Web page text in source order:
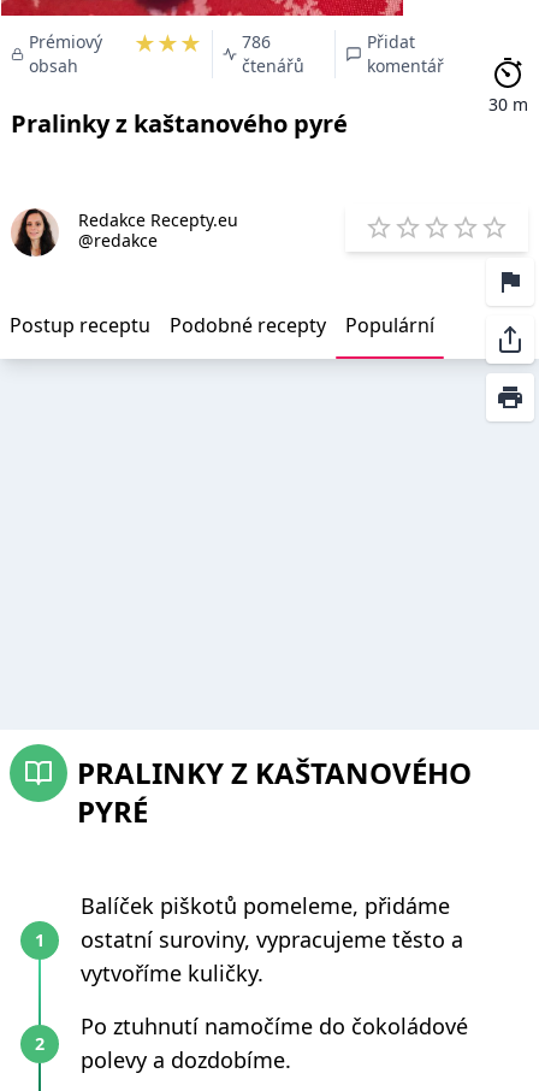
Prémiový
obsah
★★★
786
čtenářů
Přidat
komentář
Pralinky z kaštanového pyré
30 m
Redakce Recepty.eu
@redakce
1 Star
2 Stars
3 Stars
4 5
Postup receptu Podobné recepty Populární
PRALINKY Z KAŠTANOVÉHO
PYRÉ
Balíček piškotů pomeleme, přidáme
ostatní suroviny, vypracujeme těsto a
vytvoříme kuličky.
Po ztuhnutí namočíme do čokoládové
polevy a dozdobíme.